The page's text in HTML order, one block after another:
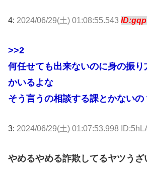
4: 2024/06/29(土) 01:08:55.543
>>2
何任せても出来ないのに身の振り
かいるよな
そう言うの相談する課とかないの
3: 2024/06/29(土) 01:07:53.998
やめるやめる詐欺してるヤツうざ